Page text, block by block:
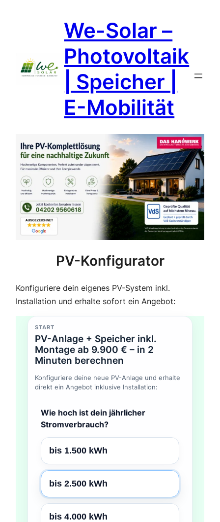
We-Solar –
Photovoltaik
| Speicher |
E-Mobilität
PV-Konfigurator
Konfiguriere dein eigenes PV-System inkl.
Installation und erhalte sofort ein Angebot:
START
PV-Anlage + Speicher inkl.
Montage ab 9.900 € – in 2
Minuten berechnen
Konfiguriere deine neue PV-Anlage und erhalte
direkt ein Angebot inklusive Installation:
Wie hoch ist dein jährlicher
Stromverbrauch?
bis 1.500 kWh
bis 2.500 kWh
bis 4.000 kWh